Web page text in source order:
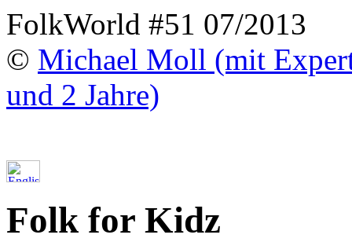
FolkWorld #51 07/2013
© Michael Moll (mit
und 2 Jahre)
Folk for Kidz